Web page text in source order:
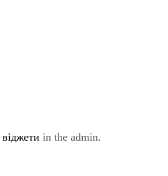
віджети in the admin.